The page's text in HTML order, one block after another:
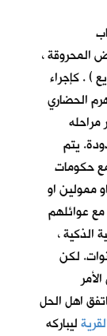
المحروقة ،
) . كإجراء
الحضاري
يتم
حكومات
ممولين او
عوائلهم
الذكية ،
لكن
اهل الحل
ليباركه